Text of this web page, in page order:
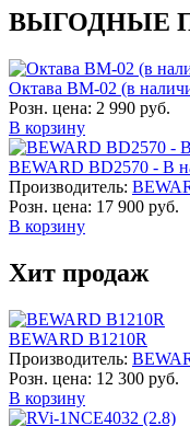
ВЫГОДНЫЕ
Октава ВМ-02 (в
Розн. цена: 2 990 руб.
В корзину
BEWARD BD2570 - В
Производитель:
Розн. цена: 17 900 руб.
В корзину
Хит продаж
BEWARD B1210R
Производитель:
Розн. цена: 12 300 руб.
В корзину